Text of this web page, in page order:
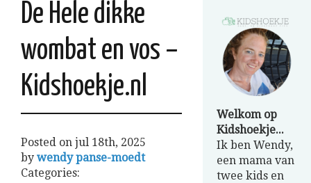
De Hele dikke
wombat en vos –
Kidshoekje.nl
Posted on jul 18th, 2025
by wendy panse-moedt
Categories:
Welkom op
Kidshoekje...
Ik ben Wendy,
een mama van
twee kids en